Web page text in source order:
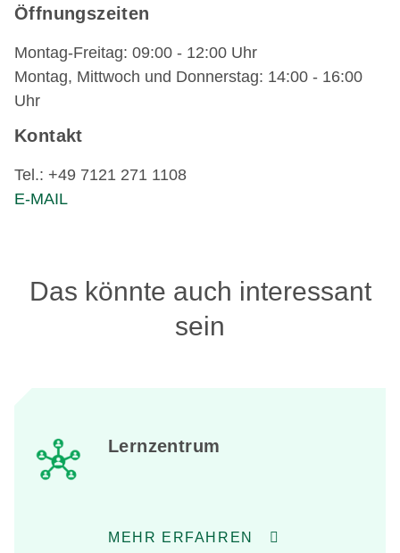
Öffnungszeiten
Montag-Freitag: 09:00 - 12:00 Uhr
Montag, Mittwoch und Donnerstag: 14:00 - 16:00
Uhr
Kontakt
Tel.: +49 7121 271 1108
E-MAIL
Das könnte auch interessant
sein
Lernzentrum
MEHR ERFAHREN